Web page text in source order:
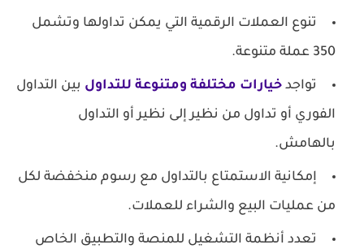
تنوع العملات الرقمية التي يمكن تداولها وتشمل
350 عملة متنوعة.
تواجد خيارات مختلفة ومتنوعة للتداول بين التداول
الفوري أو تداول من نظير إلى نظير أو التداول
بالهامش.
إمكانية الاستمتاع بالتداول مع رسوم منخفضة لكل
من عمليات البيع والشراء للعملات.
تعدد أنظمة التشغيل للمنصة والتطبيق الخاص